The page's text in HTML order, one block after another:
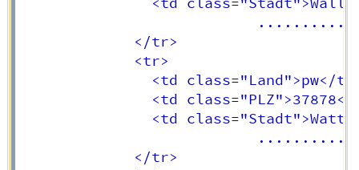
                           ..........
             <tr>
                           ..........